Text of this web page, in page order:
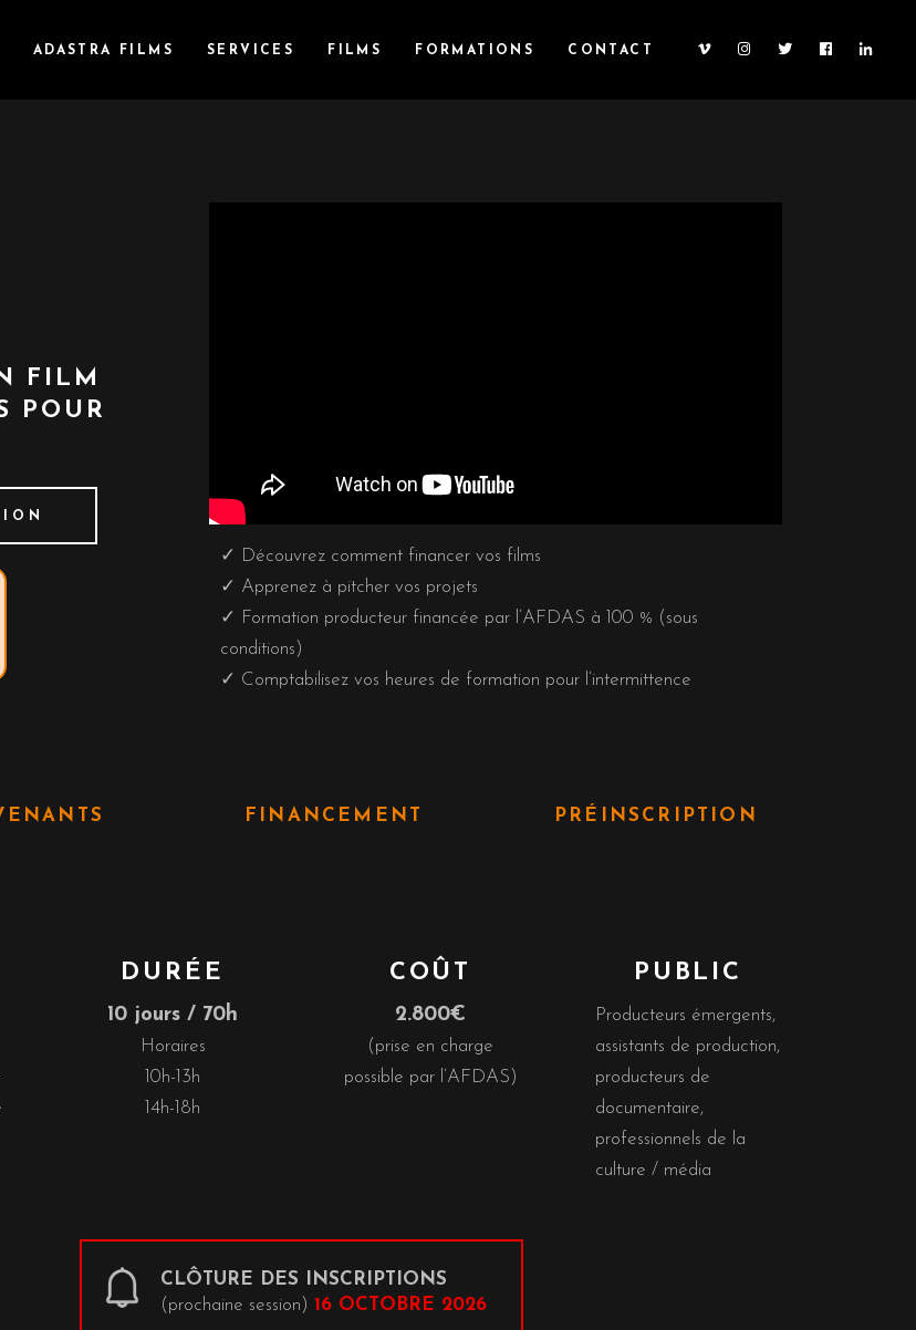
ADASTRA FILMS SERVICES FILMS FORMATIONS CONTACT
FILM
POUR
✓ Découvrez comment financer vos films
✓ Apprenez à pitcher vos projets
✓ Formation producteur financée par l’AFDAS à 100 % (sous
conditions)
✓ Comptabilisez vos heures de formation pour l’intermittence
FINANCEMENT PRÉINSCRIPTION
DURÉE
10 jours / 70h
Horaires
10h-13h
14h-18h
COÛT
2.800€
(prise en charge
possible par l’AFDAS)
PUBLIC
Producteurs émergents,
assistants de production,
producteurs de
documentaire,
professionnels de la
culture / média
CLÔTURE DES INSCRIPTIONS
(prochaine session) 16 OCTOBRE 2026